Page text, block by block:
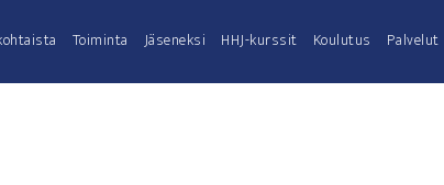
Toi­min­ta Jäse­nek­si HHJ-kurs­­sit Kou­lu­tus Pal­ve­lut